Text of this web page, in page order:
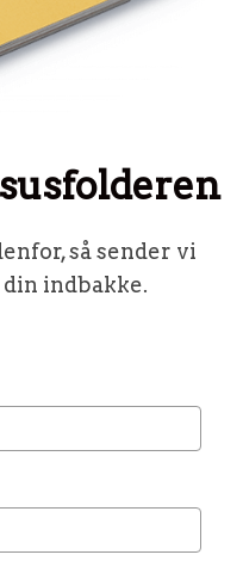
så sender vi
indbakke.